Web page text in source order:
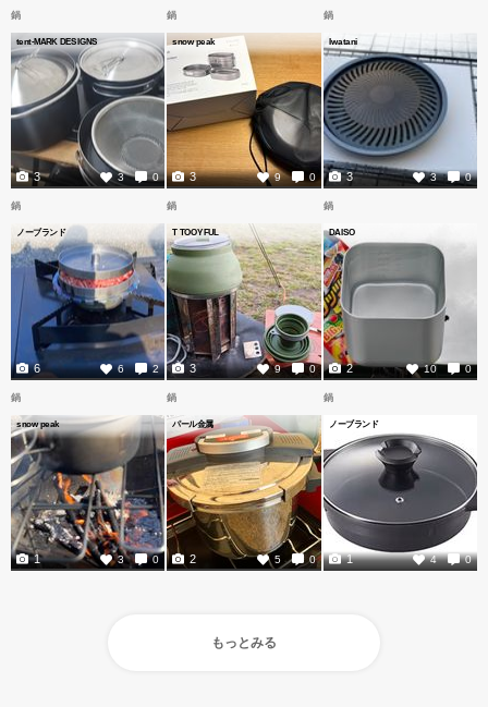
鍋
tent-MARK DESIGNS
3 0
3
鍋
snow peak
9 0
3
鍋
Iwatani
3 0
3
鍋
ノーブランド
6 2
6
鍋
T TOOYFUL
9 0
3
鍋
DAISO
10 0
2
鍋
snow peak
3 0
1
鍋
パール金属
5 0
2
鍋
ノーブランド
4 0
1
もっとみる